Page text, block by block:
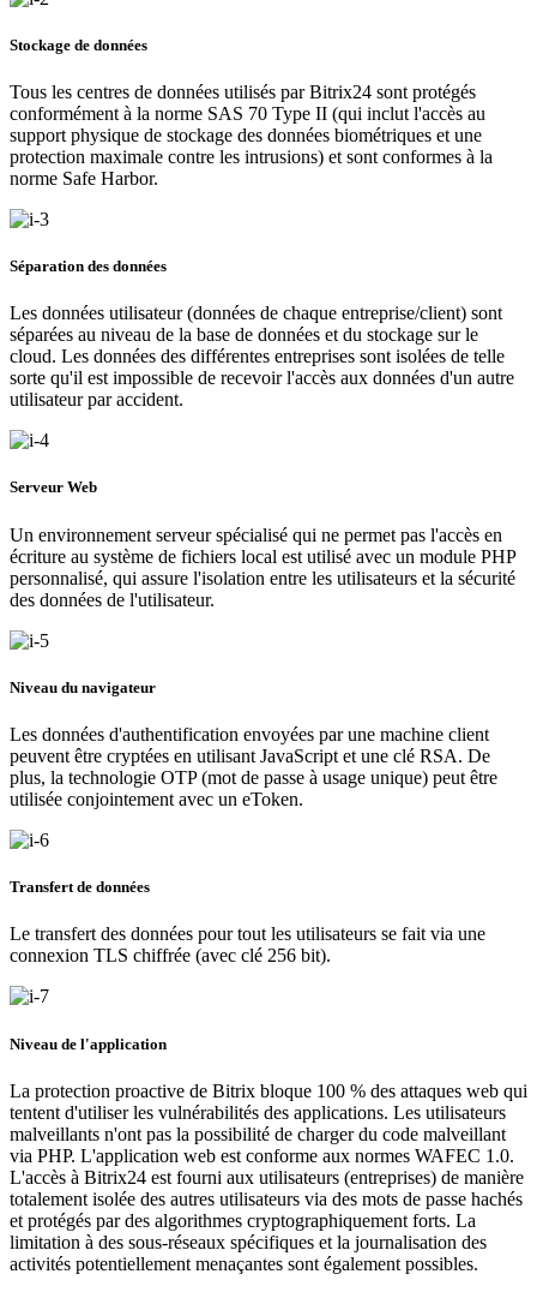
Stockage de données
Tous les centres de données utilisés par Bitrix24 sont protégés
conformément à la norme SAS 70 Type II (qui inclut l'accès au
support physique de stockage des données biométriques et une
protection maximale contre les intrusions) et sont conformes à la
norme Safe Harbor.
Séparation des données
Les données utilisateur (données de chaque entreprise/client) sont
séparées au niveau de la base de données et du stockage sur le
cloud. Les données des différentes entreprises sont isolées de telle
sorte qu'il est impossible de recevoir l'accès aux données d'un autre
utilisateur par accident.
Serveur Web
Un environnement serveur spécialisé qui ne permet pas l'accès en
écriture au système de fichiers local est utilisé avec un module PHP
personnalisé, qui assure l'isolation entre les utilisateurs et la sécurité
des données de l'utilisateur.
Niveau du navigateur
Les données d'authentification envoyées par une machine client
peuvent être cryptées en utilisant JavaScript et une clé RSA. De
plus, la technologie OTP (mot de passe à usage unique) peut être
utilisée conjointement avec un eToken.
Transfert de données
Le transfert des données pour tout les utilisateurs se fait via une
connexion TLS chiffrée (avec clé 256 bit).
Niveau de l'application
La protection proactive de Bitrix bloque 100 % des attaques web qui
tentent d'utiliser les vulnérabilités des applications. Les utilisateurs
malveillants n'ont pas la possibilité de charger du code malveillant
via PHP. L'application web est conforme aux normes WAFEC 1.0.
L'accès à Bitrix24 est fourni aux utilisateurs (entreprises) de manière
totalement isolée des autres utilisateurs via des mots de passe hachés
et protégés par des algorithmes cryptographiquement forts. La
limitation à des sous-réseaux spécifiques et la journalisation des
activités potentiellement menaçantes sont également possibles.